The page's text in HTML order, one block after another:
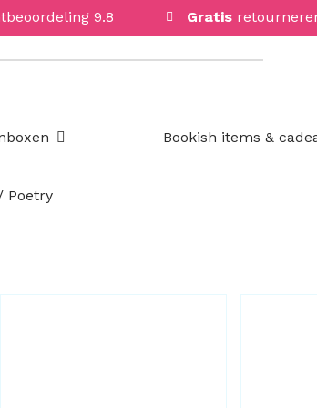
9.8 Gratis
Open Losse boekenboxen
Bookish items &
Poetry